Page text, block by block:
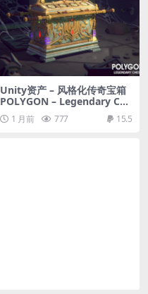
Unity资产 – 风格化传奇宝箱
POLYGON – Legendary Che
st 1 月前 777 15.5